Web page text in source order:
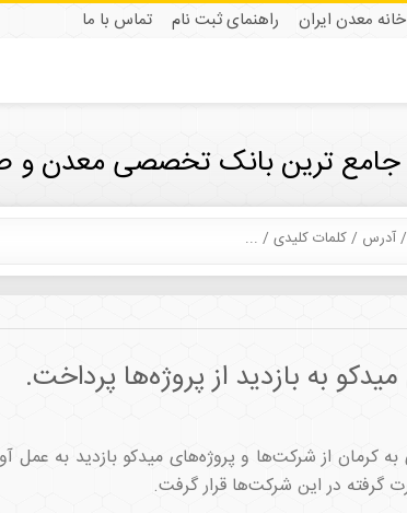
خانه معدن ایران راهنمای ثبت نام تماس با ما
جامع ترین بانک تخصصی معدن و
به بازدید از پروژه‌ها پرداخت.
کرمان از شرکت‌ها و پروژه‌های میدکو بازدید به عمل
گرفته در این شرکت‌ها قرار گرفت.